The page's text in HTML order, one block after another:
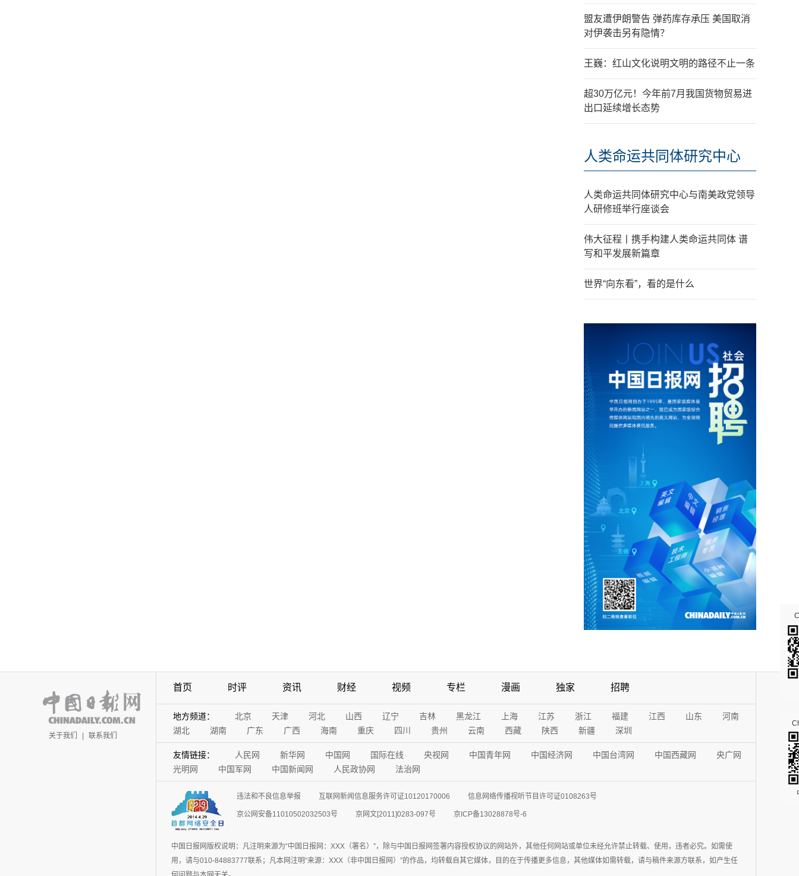
盟友遭伊朗警告 弹药库存承压 美国取消
对伊袭击另有隐情？
王巍：红山文化说明文明的路径不止一条
超30万亿元！今年前7月我国货物贸易进
出口延续增长态势
人类命运共同体研究中心
人类命运共同体研究中心与南美政党领导
人研修班举行座谈会
伟大征程丨携手构建人类命运共同体 谱
写和平发展新篇章
世界“向东看”，看的是什么
关于我们 | 联系我们
首页 时评 资讯 财经 视频 专栏 漫画 独家 招聘
地方频道： 北京 天津 河北 山西 辽宁 吉林 黑龙江 上海 江苏 浙江 福建 江西 山东
河南
湖北
湖南 广东 广西 海南 重庆 四川 贵州 云南 西藏 陕西 新疆 深圳
友情链接： 人民网 新华网 中国网 国际在线 央视网 中国青年网 中国经济网 中国台湾网 中国西藏网
央广网
光明网
中国军网 中国新闻网 人民政协网 法治网
违法和不良信息举报 互联网新闻信息服务许可证10120170006 信息网络传播视听节目许可证0108263号
京公网安备11010502032503号 京网文[2011]0283-097号 京ICP备13028878号-6
中国日报网版权说明：凡注明来源为“中国日报网：XXX（署名）”，除与中国日报网签署内容授权协议的网站外，其他任何网站或单位未经允许禁止转载、使用，违者必究。如需使
用，请与010-84883777联系；凡本网注明“来源：XXX（非中国日报网）”的作品，均转载自其它媒体，目的在于传播更多信息，其他媒体如需转载，请与稿件来源方联系，如产生任